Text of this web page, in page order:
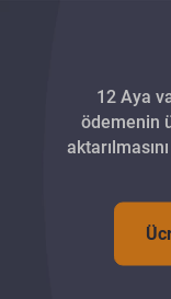
12 Aya
ödemenin